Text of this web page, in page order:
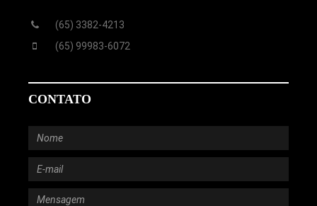
(65) 3382-4213
(65) 99983-6072
CONTATO